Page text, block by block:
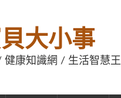
大小事
健康知識網 / 生活智慧王